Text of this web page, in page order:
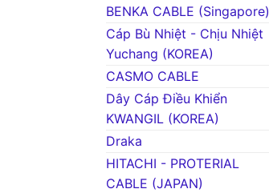
BENKA CABLE (Singapore)
Cáp Bù Nhiệt - Chịu Nhiệt
Yuchang (KOREA)
CASMO CABLE
Dây Cáp Điều Khiển
KWANGIL (KOREA)
Draka
HITACHI - PROTERIAL
CABLE (JAPAN)